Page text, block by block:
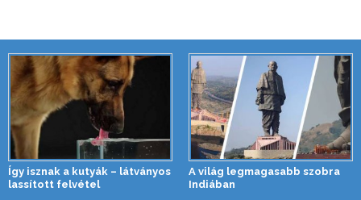
Így isznak a kutyák – látványos
lassított felvétel
A világ legmagasabb szobra
Indiában